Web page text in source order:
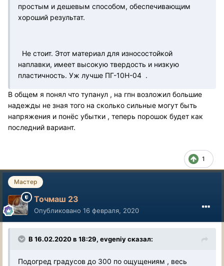
простым и дешевым способом, обеспечивающим
хороший результат.
Не стоит. Этот материал для износостойкой
наплавки, имеет высокую твердость и низкую
пластичность. Уж лучше ПГ-10Н-04 .
В общем я понял что тупанул , на гпн возложил большие
надежды не зная того на сколько сильные могут быть
напряжения и понёс убытки , теперь порошок будет как
последний вариант.
1
Мастер
Точмаш 23
Опубликовано 16 февраля, 2020
В 16.02.2020 в 18:29, evgeniy сказал:
Подогред градусов до 300 по ощущениям , весь